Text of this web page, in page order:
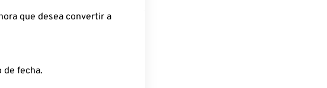
que desea convertir a
de fecha.